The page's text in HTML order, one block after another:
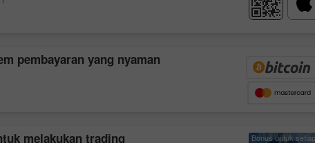
pembayaran yang nyaman
melakukan trading Bonus untuk setiap